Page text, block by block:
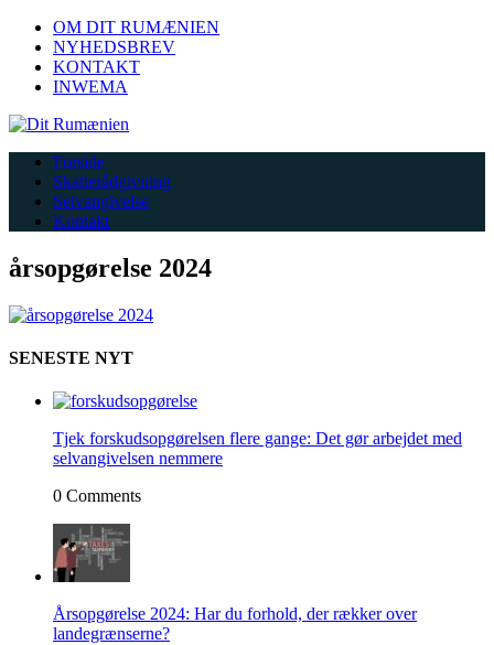
OM DIT RUMÆNIEN
NYHEDSBREV
KONTAKT
INWEMA
Forside
Skatterådgivning
Selvangivelse
Kontakt
årsopgørelse 2024
SENESTE NYT
Tjek forskudsopgørelsen flere gange: Det gør arbejdet med
selvangivelsen nemmere
0 Comments
Årsopgørelse 2024: Har du forhold, der rækker over
landegrænserne?